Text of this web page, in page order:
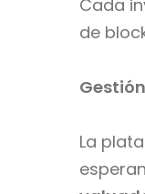
Cada
de
La